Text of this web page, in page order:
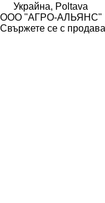
Украйна, Poltava
ООО "АГРО-АЛЬЯНС"
Свържете се с